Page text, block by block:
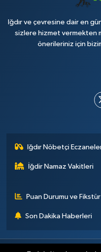
Iğdır ve çevresine dair en
sizlere hizmet vermekten
önerileriniz için
Iğdır Nöbetçi
İğdir Namaz Vakitleri
Puan Durumu ve Fikstür
Son Dakika Haberleri